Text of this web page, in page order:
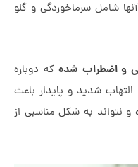
سرماخوردگی و گلو
شدهکه دوباره
شدید و پایدار باعث
به شکل مناسبی از